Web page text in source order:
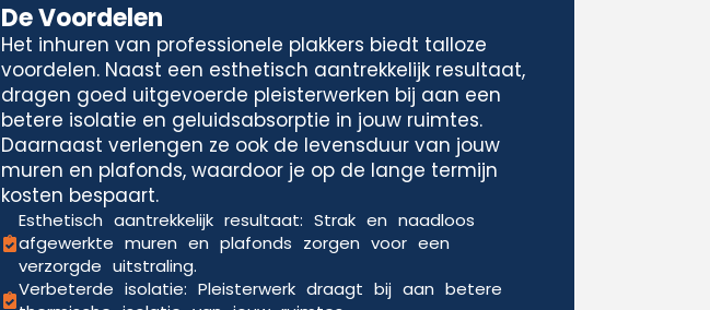
De Voordelen
Het inhuren van professionele plakkers biedt talloze
voordelen. Naast een esthetisch aantrekkelijk resultaat,
dragen goed uitgevoerde pleisterwerken bij aan een
betere isolatie en geluidsabsorptie in jouw ruimtes.
Daarnaast verlengen ze ook de levensduur van jouw
muren en plafonds, waardoor je op de lange termijn
kosten bespaart.
Esthetisch aantrekkelijk resultaat: Strak en naadloos
afgewerkte muren en plafonds zorgen voor een
verzorgde uitstraling.
Verbeterde isolatie: Pleisterwerk draagt bij aan betere